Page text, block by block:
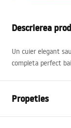
Descrierea
Un cuier elegant
completa perfect
Propeties